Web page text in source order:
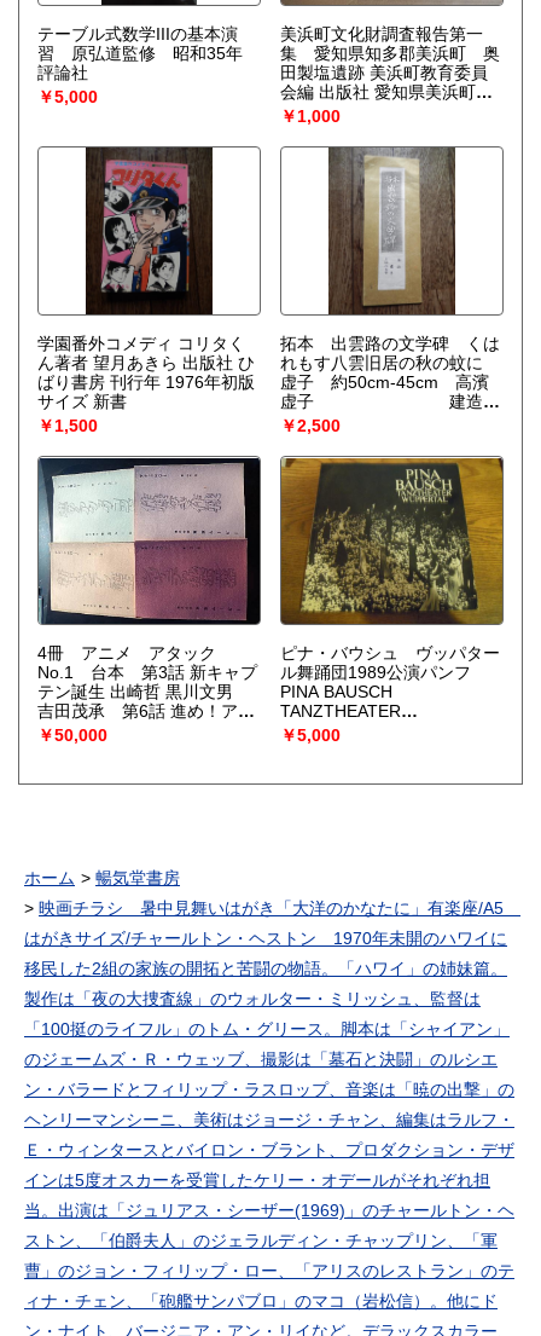
テーブル式数学IIIの基本演
習 原弘道監修 昭和35年
評論社
￥5,000
美浜町文化財調査報告第一
集 愛知県知多郡美浜町 奥
田製塩遺跡 美浜町教育委員
会編 出版社 愛知県美浜町教
育委員会 刊行年 1972 解説
B5版32頁
￥1,000
学園番外コメディ コリタく
ん著者 望月あきら 出版社 ひ
ばり書房 刊行年 1976年初版
サイズ 新書
￥1,500
拓本 出雲路の文学碑 くは
れもす八雲旧居の秋の蚊に
虚子 約50cm-45cm 高濱
虚子 建造年
昭和35年へるん旧
居 出雲松
江。八雲旧居
￥2,500
4冊 アニメ アタック
No.1 台本 第3話 新キャプ
テン誕生 出崎哲 黒川文男
吉田茂承 第6話 進め！アタ
ック・コンビ 出崎哲 岡部英
二 吉田茂承 竹内留吉 若
出崎哲 黒川文男 第18話 シ
岡部英二、吉田茂承、竹内啓
雄ほか脚本 出崎哲ほか音楽
渡辺岳夫アニメーション制作
込みあります。
￥50,000
ピナ・バウシュ ヴッパター
ル舞踊団1989公演パンフ
PINA BAUSCH
TANZTHEATER
WUPPERTAL
￥5,000
ホーム
暢気堂書房
映画チラシ 暑中見舞いはがき「大洋のかなたに」有楽座/A5
はがきサイズ/チャールトン・ヘストン 1970年未開のハワイに
移民した2組の家族の開拓と苦闘の物語。「ハワイ」の姉妹篇。
製作は「夜の大捜査線」のウォルター・ミリッシュ、監督は
「100挺のライフル」のトム・グリース。脚本は「シャイアン」
のジェームズ・Ｒ・ウェッブ、撮影は「墓石と決闘」のルシエ
ン・バラードとフィリップ・ラスロップ、音楽は「暁の出撃」の
ヘンリーマンシーニ、美術はジョージ・チャン、編集はラルフ・
Ｅ・ウィンタースとバイロン・ブラント、プロダクション・デザ
インは5度オスカーを受賞したケリー・オデールがそれぞれ担
当。出演は「ジュリアス・シーザー(1969)」のチャールトン・ヘ
ストン、「伯爵夫人」のジェラルディン・チャップリン、「軍
曹」のジョン・フィリップ・ロー、「アリスのレストラン」のテ
ィナ・チェン、「砲艦サンパブロ」のマコ（岩松信）。他にド
ン・ナイト、バージニア・アン・リイなど。デラックスカラー、